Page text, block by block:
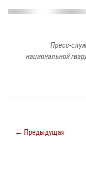
Пресс-
национальной
← Предыдущая